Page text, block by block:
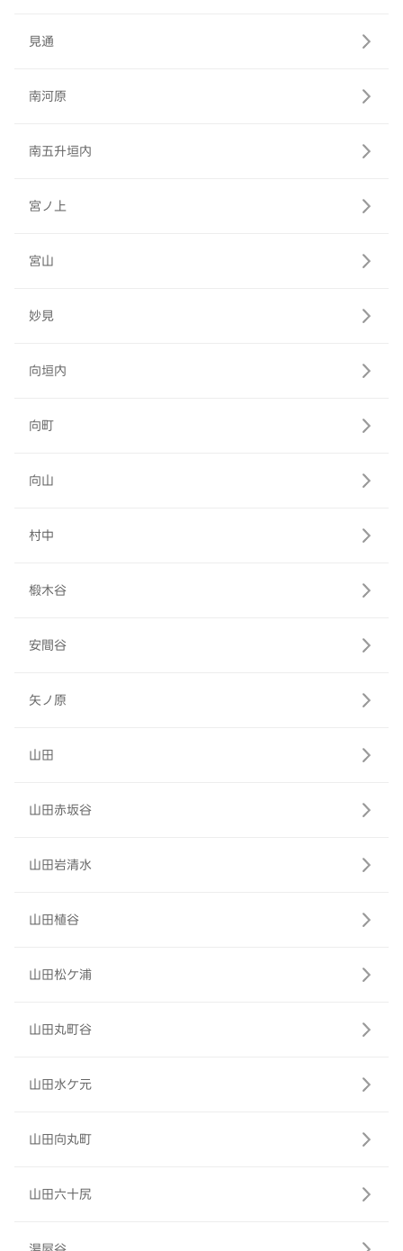
見通
南河原
南五升垣内
宮ノ上
宮山
妙見
向垣内
向町
向山
村中
椴木谷
安間谷
矢ノ原
山田
山田赤坂谷
山田岩清水
山田植谷
山田松ケ浦
山田丸町谷
山田水ケ元
山田向丸町
山田六十尻